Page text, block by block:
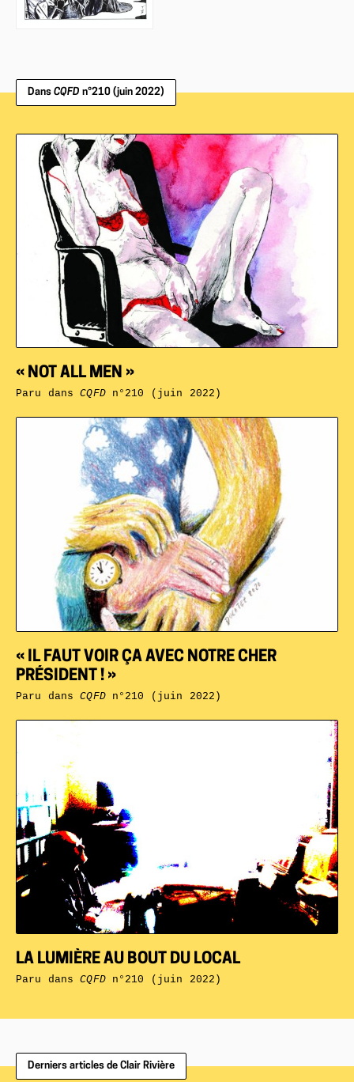
Dans CQFD n°210 (juin 2022)
LA LUMIÈRE AU BOUT DU LOCAL
Paru dansCQFDn°210 (juin 2022)
« IL FAUT VOIR ÇA AVEC NOTRE CHER
PRÉSIDENT ! »
Paru dansCQFDn°210 (juin 2022)
« NOT ALL MEN »
Paru dansCQFDn°210 (juin 2022)
Derniers articles de Clair Rivière